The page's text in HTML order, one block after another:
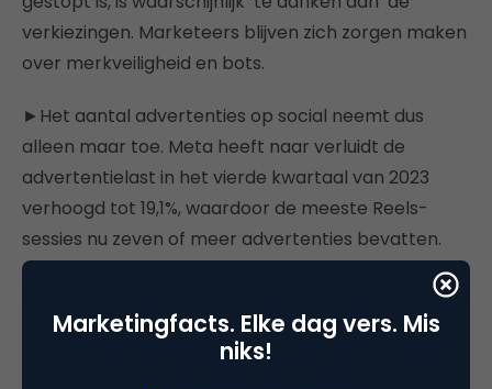
verkiezingen. Marketeers blijven zich zorgen maken
over merkveiligheid en bots.
►Het aantal advertenties op social neemt dus
alleen maar toe. Meta heeft naar verluidt de
advertentielast in het vierde kwartaal van 2023
verhoogd tot 19,1%, waardoor de meeste Reels-
sessies nu zeven of meer advertenties bevatten.
►Sociale platforms worden steeds homogener,
zoals bijvoorbeeld TikTok dat een app wil lanceren
voor het delen van foto’s.
Marketingfacts. Elke dag vers. Mis
niks!